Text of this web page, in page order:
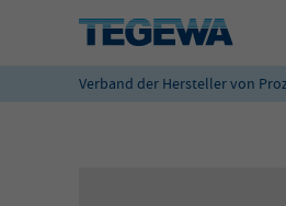
Verband der Hersteller von